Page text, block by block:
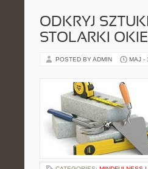
ODKRYJ
STOLARKI
POSTED BY ADMIN MAJ -